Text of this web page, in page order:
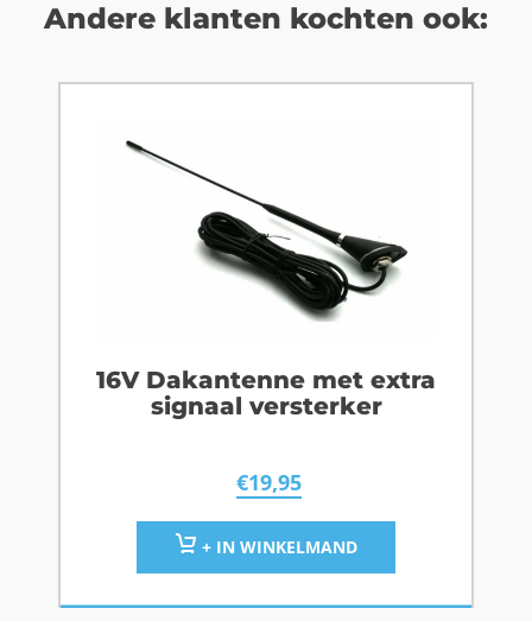
Andere klanten kochten ook:
16V Dakantenne met extra
signaal versterker
€19,95
+ IN WINKELMAND